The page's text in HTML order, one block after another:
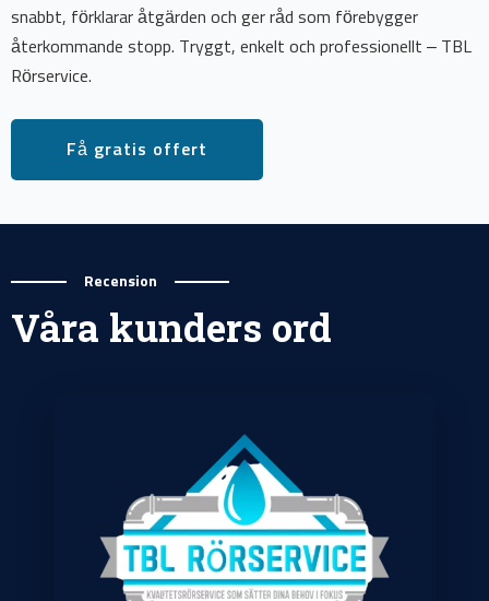
snabbt, förklarar åtgärden och ger råd som förebygger
återkommande stopp. Tryggt, enkelt och professionellt – TBL
Rörservice.
Få gratis offert
Recension
Våra kunders ord